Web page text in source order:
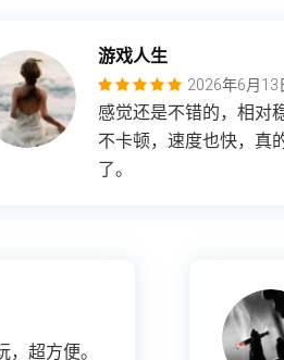
游戏人生
2026年6月13
感觉还是不错的，相对
不卡顿，速度也快，真
了。
超方便。